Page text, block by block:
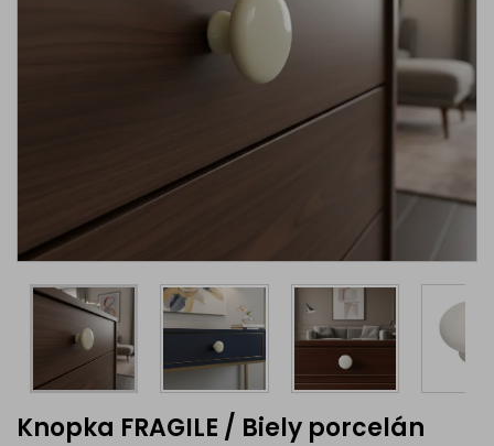
Knopka FRAGILE / Biely porcelán